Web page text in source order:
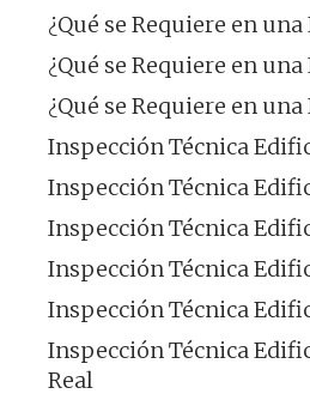
¿Qué se Requiere en
¿Qué se Requiere en una
¿Qué se Requiere en una
Inspección Técnica
Inspección Técnica
Inspección Técnica
Inspección Técnica
Inspección Técnica
Inspección Técnica
Real